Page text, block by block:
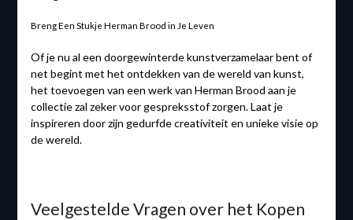
Breng Een Stukje Herman Brood in Je Leven
Of je nu al een doorgewinterde kunstverzamelaar bent of
net begint met het ontdekken van de wereld van kunst,
het toevoegen van een werk van Herman Brood aan je
collectie zal zeker voor gespreksstof zorgen. Laat je
inspireren door zijn gedurfde creativiteit en unieke visie op
de wereld.
Veelgestelde Vragen over het Kopen